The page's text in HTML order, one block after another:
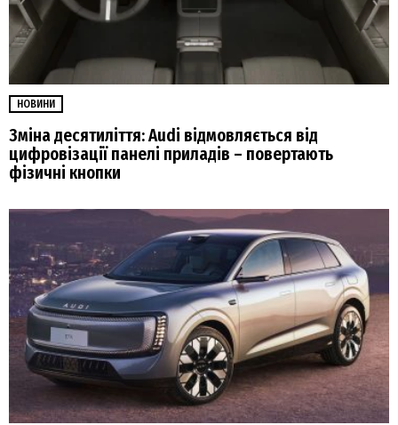
НОВИНИ
Зміна десятиліття: Audi відмовляється від
цифровізації панелі приладів – повертають
фізичні кнопки